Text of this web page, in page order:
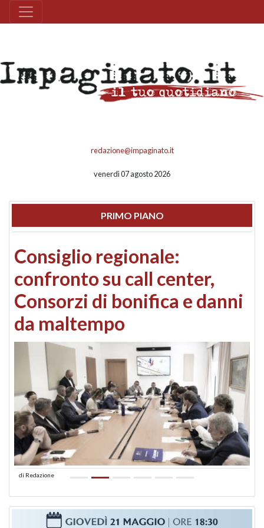
redazione@impaginato.it
venerdì 07 agosto 2026
PRIMO PIANO
Consiglio regionale:
confronto su call center,
Consorzi di bonifica e danni
da maltempo
di Redazione